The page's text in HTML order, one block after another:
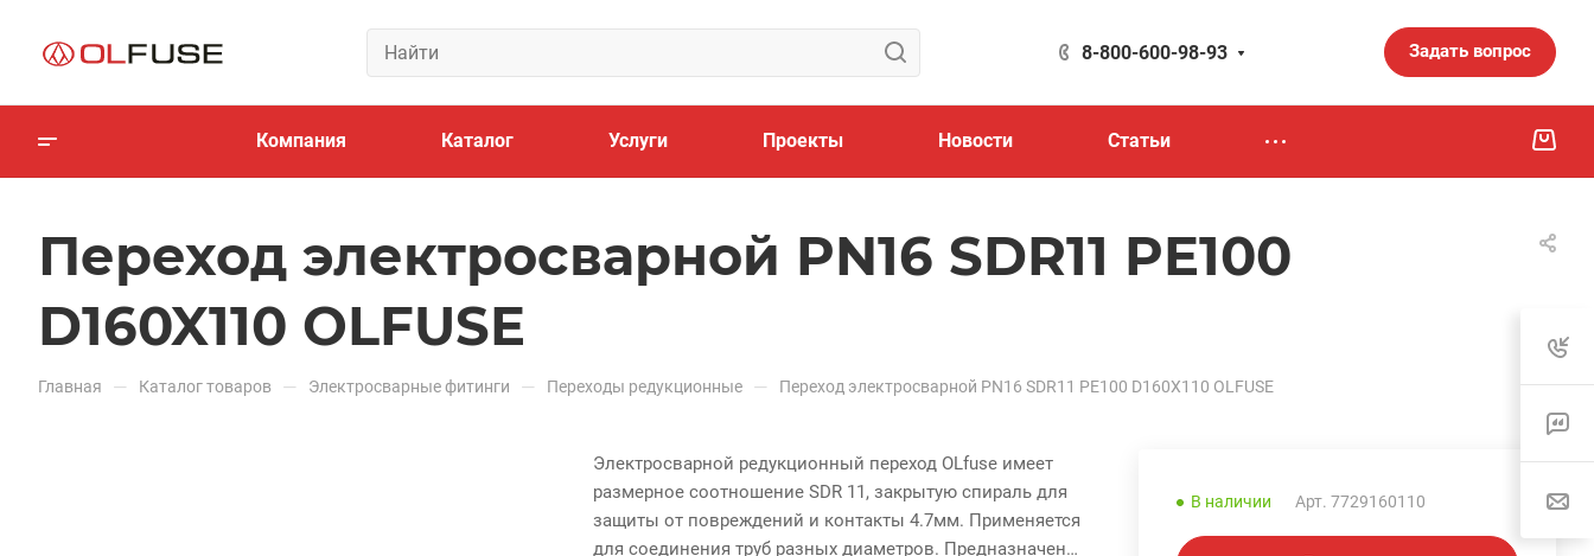
8-800-600-98-93 Задать вопрос
Компания Каталог Услуги Проекты Новости Статьи
Переход электросварной PN16 SDR11 PE100
D160X110 OLFUSE
Главная — Каталог товаров — Электросварные фитинги — Переходы редукционные — Переход электросварной PN16 SDR11 PE100 D160X110 OLFUSE
В наличии Арт. 7729160110
Электросварной редукционный переход OLfuse имеет
размерное соотношение SDR 11, закрытую спираль для
защиты от повреждений и контакты 4.7мм. Применяется
для соединения труб разных диаметров. Предназначен